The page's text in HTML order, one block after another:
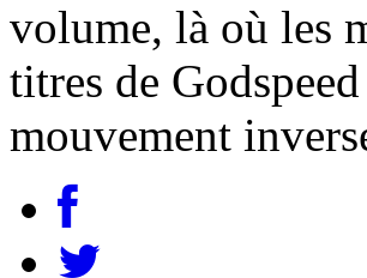
volume, là où les
titres de
mouvement